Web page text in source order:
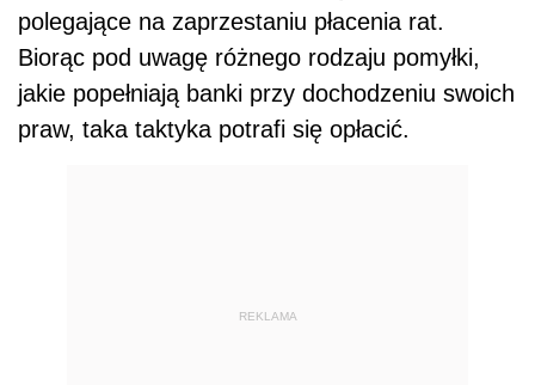
polegające na zaprzestaniu płacenia rat.
Biorąc pod uwagę różnego rodzaju pomyłki,
jakie popełniają banki przy dochodzeniu swoich
praw, taka taktyka potrafi się opłacić.
REKLAMA